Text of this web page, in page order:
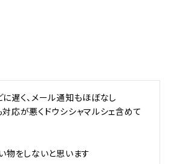
遅く、メール通知もほぼなし
応が悪くドウシシャマルシェ含めて
物をしないと思います